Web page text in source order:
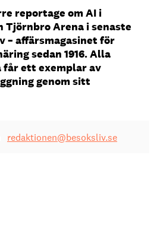
reportage om AI i
Tjörnbro Arena i senaste
– affärsmagasinet för
sedan 1916. Alla
får ett exemplar av
genom sitt
redaktionen@besoksliv.se